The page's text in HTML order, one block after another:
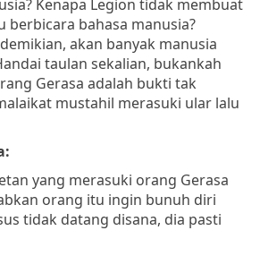
Kenapa Legion tidak membuat
berbicara bahasa manusia?
akan banyak manusia
taulan sekalian, bukankah
Gerasa adalah bukti tak
mustahil merasuki ular lalu
yang merasuki orang Gerasa
orang itu ingin bunuh diri
tidak datang disana, dia pasti